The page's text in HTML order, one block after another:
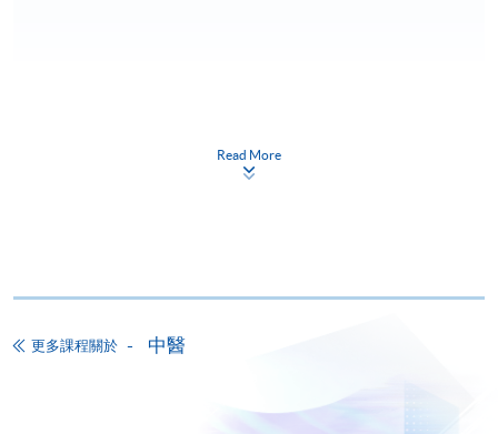
網上報名服務
務，申請人可通過網上申請個別學歷頒授課程和報讀
Read More
更多課程關於 中醫